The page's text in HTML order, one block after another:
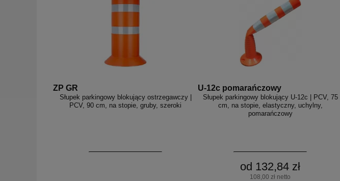
ZP GR
Słupek parkingowy blokujący ostrzegawczy |
PCV, 90 cm, na stopie, gruby, szeroki
U-12c pomarańczowy
Słupek parkingowy blokujący U-12c | PCV, 75
cm, na stopie, elastyczny, uchylny,
pomarańczowy
od 132,84 zł
108,00 zł netto